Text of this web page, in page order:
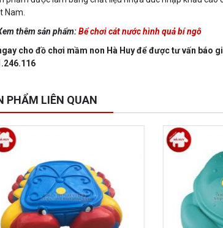
Nam.
thêm sản phẩm:Bể chơi cát nước hình quả bí ngô
cho đồ chơi mầm non Hà Huy để được tư vấn báo
PHẨM LIÊN QUAN